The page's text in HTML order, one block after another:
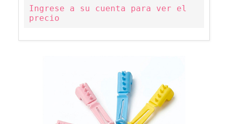
Ingrese a su cuenta para ver el
precio